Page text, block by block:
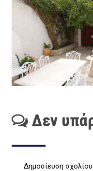
Δεν
Δημοσίευση σχολίου